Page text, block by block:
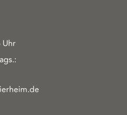
Uhr